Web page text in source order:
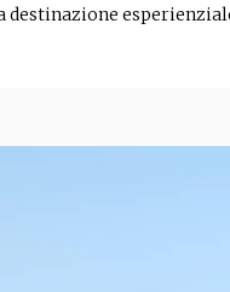
destinazione